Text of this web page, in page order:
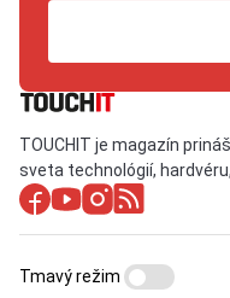
TOUCHIT je magazín
sveta technológií,
Tmavý režim